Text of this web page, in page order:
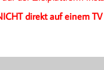
direkt auf einem